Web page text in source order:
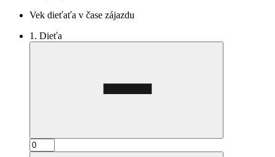
Vek dieťaťa v čase zájazdu
1. Dieťa